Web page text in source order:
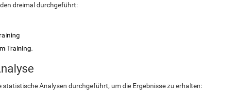
dreimal durchgeführt:
Training.
statistische Analysen durchgeführt, um die Ergebnisse zu erhalten: